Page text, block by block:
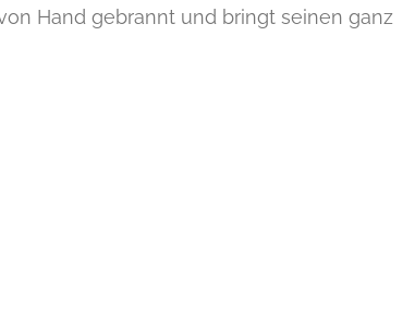
Hand gebrannt und bringt seinen ganz